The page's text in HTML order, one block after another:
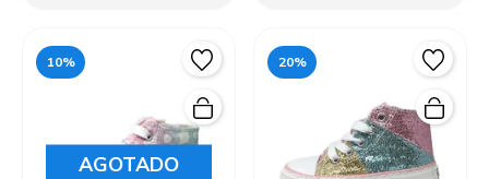
10%
AGOTADO
20%